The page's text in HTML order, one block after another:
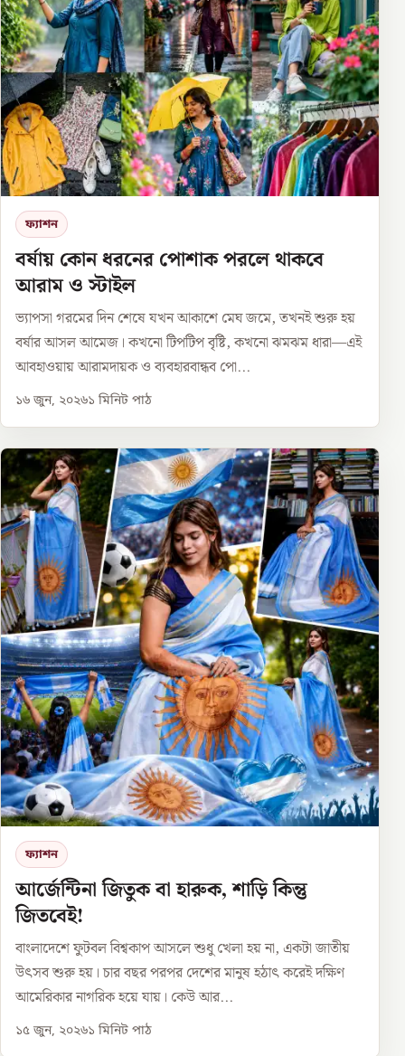
ফ্যাশন
বর্ষায় কোন ধরনের পোশাক পরলে থাকবে
আরাম ও স্টাইল
ভ্যাপসা গরমের দিন শেষে যখন আকাশে মেঘ জমে, তখনই শুরু হয়
বর্ষার আসল আমেজ। কখনো টিপটিপ বৃষ্টি, কখনো ঝমঝম ধারা—এই
আবহাওয়ায় আরামদায়ক ও ব্যবহারবান্ধব পো...
১৬ জুন, ২০২৬১ মিনিট পাঠ
ফ্যাশন
আর্জেন্টিনা জিতুক বা হারুক, শাড়ি কিন্তু
জিতবেই!
বাংলাদেশে ফুটবল বিশ্বকাপ আসলে শুধু খেলা হয় না, একটা জাতীয়
উৎসব শুরু হয়। চার বছর পরপর দেশের মানুষ হঠাৎ করেই দক্ষিণ
আমেরিকার নাগরিক হয়ে যায়। কেউ আর...
১৫ জুন, ২০২৬১ মিনিট পাঠ